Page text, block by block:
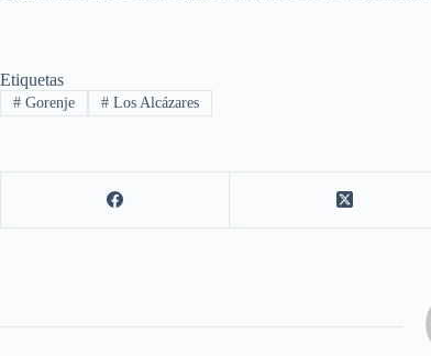
Etiquetas
#Gorenje #Los Alcázares